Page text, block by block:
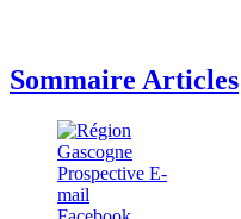
Sommaire Articles